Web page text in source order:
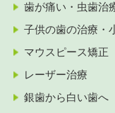
歯が痛い・虫歯治
子供の歯の治療・
マウスピース矯正
レーザー治療
銀歯から白い歯へ